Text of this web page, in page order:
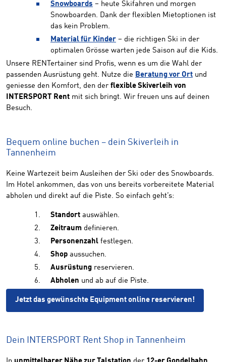
Snowboards – heute Skifahren und morgen
Snowboarden. Dank der flexiblen Mietoptionen ist
das kein Problem.
Material für Kinder – die richtigen Ski in der
optimalen Grösse warten jede Saison auf die Kids.
Unsere RENTertainer sind Profis, wenn es um die Wahl der
passenden Ausrüstung geht. Nutze die Beratung vor Ort und
geniesse den Komfort, den der flexible Skiverleih von
INTERSPORT Rent mit sich bringt. Wir freuen uns auf deinen
Besuch.
Bequem online buchen – dein Skiverleih in
Tannenheim
Keine Wartezeit beim Ausleihen der Ski oder des Snowboards.
Im Hotel ankommen, das von uns bereits vorbereitete Material
abholen und direkt auf die Piste. So einfach geht’s:
Standort auswählen.
Zeitraum definieren.
Personenzahl festlegen.
Shop aussuchen.
Ausrüstung reservieren.
Abholen und ab auf die Piste.
Jetzt das gewünschte Equipment online reservieren!
Dein INTERSPORT Rent Shop in Tannenheim